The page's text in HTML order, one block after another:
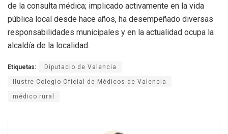
de la consulta médica; implicado activamente en la vida
pública local desde hace años, ha desempeñado diversas
responsabilidades municipales y en la actualidad ocupa la
alcaldía de la localidad.
Etiquetas: Diputacio de Valencia
Ilustre Colegio Oficial de Médicos de Valencia
médico rural